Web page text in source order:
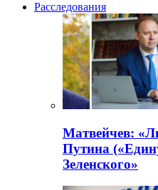
Расследования
Матвейчев:
Путина
Зеленского»